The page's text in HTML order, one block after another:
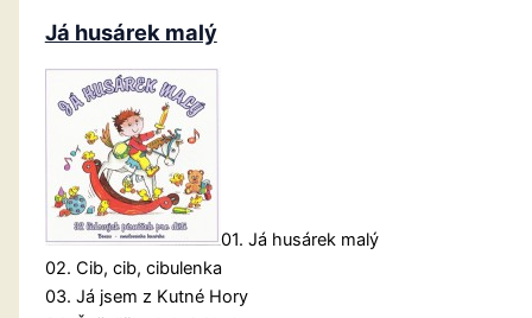
Já husárek malý
01. Já husárek malý
02. Cib, cib, cibulenka
03. Já jsem z Kutné Hory